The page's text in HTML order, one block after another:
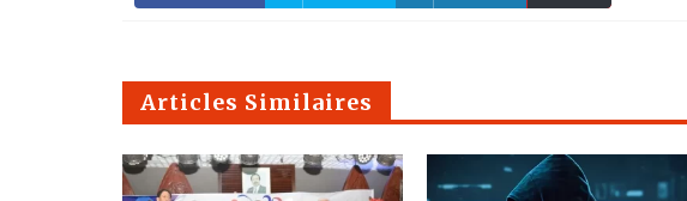
Articles Similaires